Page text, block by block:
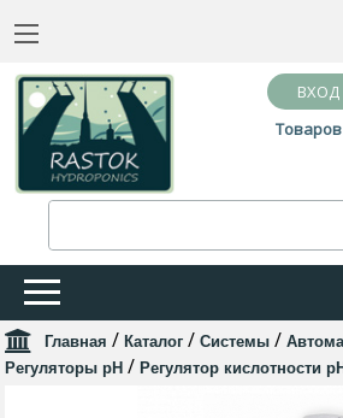
ВХОД
Главная / Каталог / Системы /
Регуляторы pH / Регулятор кислотности